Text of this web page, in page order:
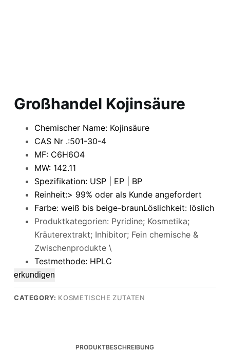
Großhandel Kojinsäure
Chemischer Name: Kojinsäure
CAS Nr .:501-30-4
MF: C6H6O4
MW: 142.11
Spezifikation: USP | EP | BP
Reinheit:> 99% oder als Kunde angefordert
Farbe: weiß bis beige-braunLöslichkeit: löslich
Produktkategorien: Pyridine; Kosmetika;
Kräuterextrakt; Inhibitor; Fein chemische &
Zwischenprodukte \
Testmethode: HPLC
erkundigen
CATEGORY: KOSMETISCHE ZUTATEN
PRODUKTBESCHREIBUNG